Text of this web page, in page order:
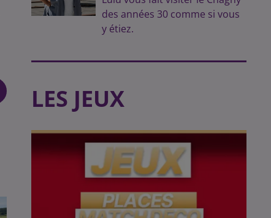
des années 30 comme si vous
y étiez.
LES JEUX